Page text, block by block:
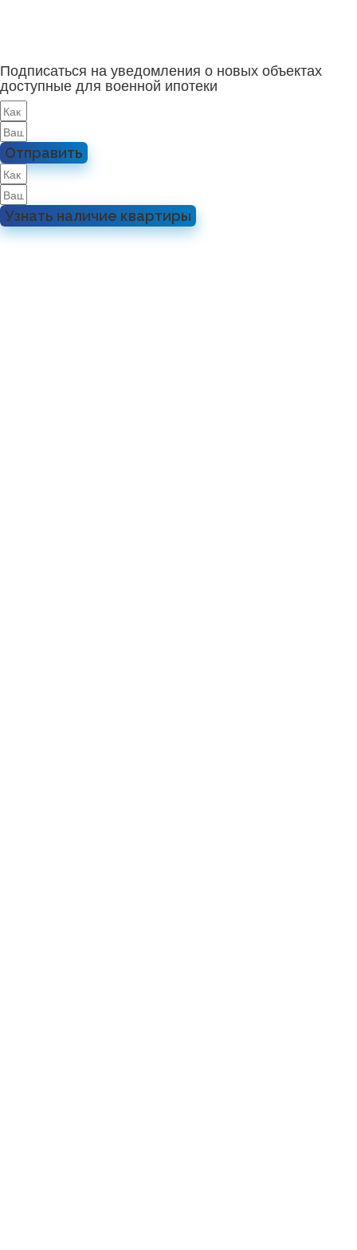
Подписаться на уведомления о новых объектах
доступные для военной ипотеки
Отправить
Узнать наличие квартиры